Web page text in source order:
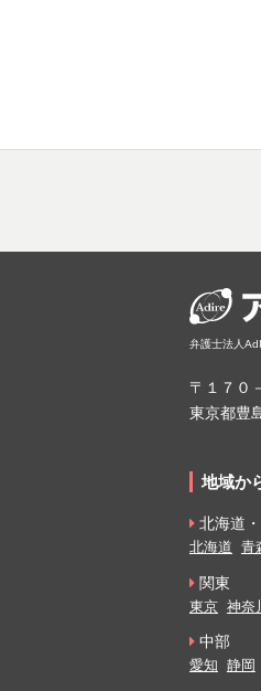
弁護士法人
〒１７０
東京都豊
地域か
北海道
北海道 青
関東
東京 神奈
中部
愛知 静岡